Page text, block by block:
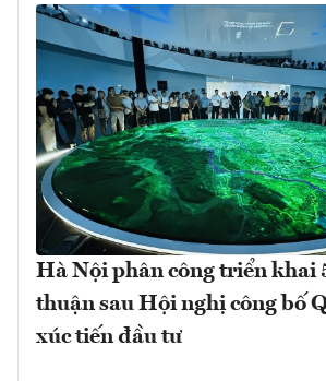
Hà Nội phân công triển khai
thuận sau Hội nghị công bố
xúc tiến đầu tư